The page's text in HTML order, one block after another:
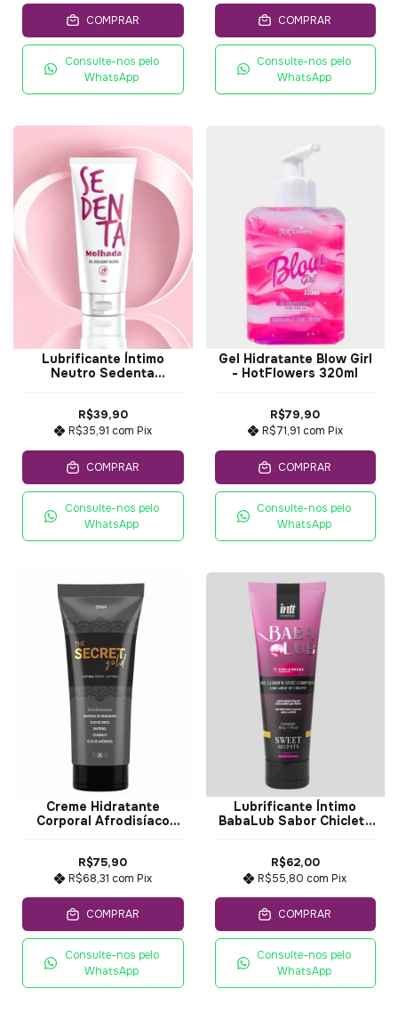
COMPRAR
Consulte-nos pelo
WhatsApp
COMPRAR
Consulte-nos pelo
WhatsApp
Lubrificante Íntimo
Neutro Sedenta
R$39,90
R$35,91 com Pix
COMPRAR
Consulte-nos pelo
WhatsApp
Gel Hidratante Blow Girl
- HotFlowers 320ml
R$79,90
R$71,91 com Pix
COMPRAR
Consulte-nos pelo
WhatsApp
Creme Hidratante
Corporal Afrodisíaco
R$75,90
R$68,31 com Pix
COMPRAR
Consulte-nos pelo
WhatsApp
Lubrificante Íntimo
BabaLub Sabor Chiclete
R$62,00
R$55,80 com Pix
COMPRAR
Consulte-nos pelo
WhatsApp